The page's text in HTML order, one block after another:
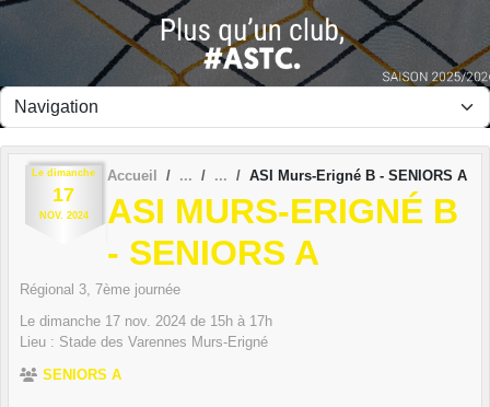
Le dimanche
17
NOV. 2024
Accueil ASI Murs-Erigné B - SENIORS A
ASI MURS-ERIGNÉ B
- SENIORS A
Régional 3, 7ème journée
Le dimanche 17 nov. 2024 de 15h à 17h
Lieu : Stade des Varennes Murs-Erigné
SENIORS A
Panneau de gestion des cookies